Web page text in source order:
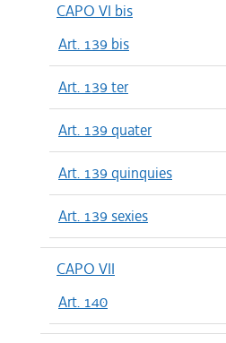
CAPO VI bis
Art. 139 bis
Art. 139 ter
Art. 139 quater
Art. 139 quinquies
Art. 139 sexies
CAPO VII
Art. 140